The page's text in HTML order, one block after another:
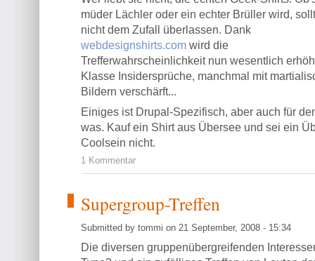
müder Lächler oder ein echter Brüller wird,
nicht dem Zufall überlassen. Dank
webdesignshirts.com wird die
Trefferwahrscheinlichkeit nun wesentlich
Klasse Insidersprüche, manchmal mit
Bildern verschärft...
Einiges ist Drupal-Spezifisch, aber auch für
was. Kauf ein Shirt aus Übersee und sei ein
Coolsein nicht.
1 Kommentar
Supergroup-Treffen
Submitted by tommi on 21 September, 2008 - 15:34
Die diversen gruppenübergreifenden